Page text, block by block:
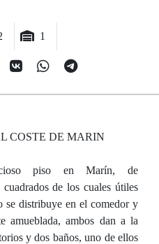
1
COSTE DE MARIN
piso en Marín, de
de los cuales útiles
se distribuye en el comedor y
amueblada, ambos dan a la
y dos baños, uno de ellos